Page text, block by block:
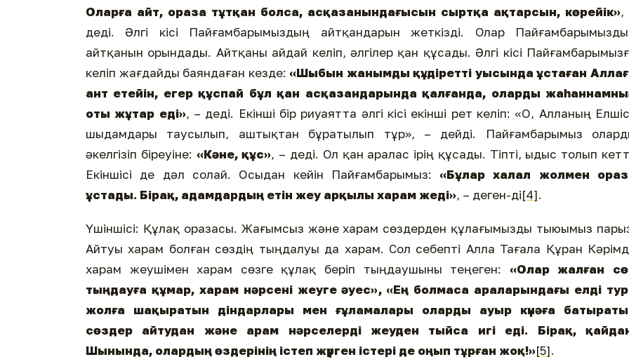
Оларға айт, ораза тұтқан болса, асқазанындағысын сыртқа ақтарсын, көрейік»,
деді. Әлгі кісі Пайғамбарымыздың айтқандарын жеткізді. Олар
айтқанын орындады. Айтқаны айдай келіп, әлгілер қан құсады. Әлгі кісі
келіп жағдайды баяндаған кезде: «Шыбын жанымды құдіретті уысында ұстаған
ант етейін, егер құспай бұл қан асқазандарында қалғанда, оларды
оты жұтар еді», – деді. Екінші бір риуаятта әлгі кісі екінші рет келіп: «О, Алланың
шыдамдары таусылып, аштықтан бұратылып тұр», – дейді. Пайғамбарымыз
әкелгізіп біреуіне: «Кәне, құс», – деді. Ол қан аралас ірің құсады. Тіпті, ыдыс толып
Екіншісі де дәл солай. Осыдан кейін Пайғамбарымыз: «Бұлар халал жолмен
ұстады. Бірақ, адамдардың етін жеу арқылы харам жеді», – деген-ді[4].
Үшіншісі: Құлақ оразасы. Жағымсыз және харам сөздерден құлағымызды тыюымыз
Айтуы харам болған сөздің тыңдалуы да харам. Сол себепті Алла Тағала Құран
харам жеушімен харам сөзге құлақ беріп тыңдаушыны теңеген: «Олар жалған
тыңдауға құмар, харам нәрсені жеуге әуес», «Ең болмаса араларындағы елді
жолға шақыратын діндарлары мен ғұламалары оларды ауыр күнәға
сөздер айтудан және арам нәрселерді жеуден тыйса игі еді. Бірақ,
Шынында, олардың өздерінің істеп жүрген істері де оңып тұрған жоқ!»[5].